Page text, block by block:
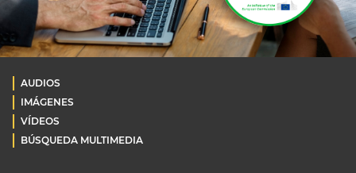
AUDIOS
IMÁGENES
VÍDEOS
BÚSQUEDA MULTIMEDIA